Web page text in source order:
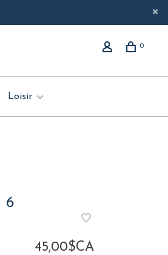
0
Loisir
6
45,00$CA